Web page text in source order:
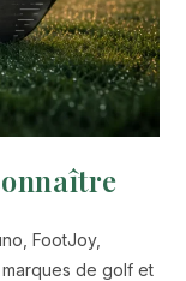
FootJoy,
de golf et